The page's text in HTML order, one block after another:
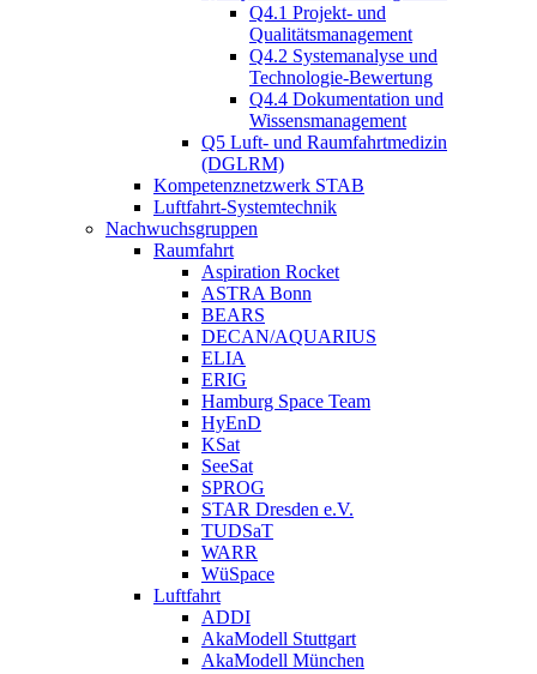
Q4.1 Projekt- und
Qualitätsmanagement
Q4.2 Systemanalyse und
Technologie-Bewertung
Q4.4 Dokumentation und
Wissensmanagement
Q5 Luft- und Raumfahrtmedizin
(DGLRM)
Kompetenznetzwerk STAB
Luftfahrt-Systemtechnik
Nachwuchsgruppen
Raumfahrt
Aspiration Rocket
ASTRA Bonn
BEARS
DECAN/AQUARIUS
ELIA
ERIG
Hamburg Space Team
HyEnD
KSat
SeeSat
SPROG
STAR Dresden e.V.
TUDSaT
WARR
WüSpace
Luftfahrt
ADDI
AkaModell Stuttgart
AkaModell München